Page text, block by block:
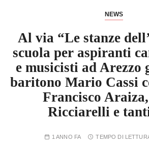
NEWS
Al via “Le stanze
scuola per aspiranti
e musicisti ad Arezzo
baritono Mario Cassi
Francisco
Ricciarelli e
1 ANNO FA TEMPO DI